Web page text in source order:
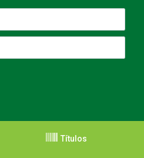
Títulos